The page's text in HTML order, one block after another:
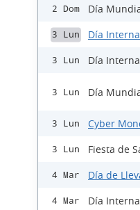
2 Dom Día
3 Lun Día
3 Lun Día
3 Lun Día
3 Lun Cyber
3 Lun Fiesta de
4 Mar Día de
4 Mar Día